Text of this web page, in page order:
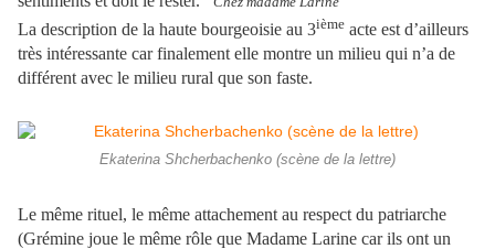
La description de la haute bourgeoisie au 3ième acte est d’ailleurs
très intéressante car finalement elle montre un milieu qui n’a de
différent avec le milieu rural que son faste.
Ekaterina Shcherbachenko (scène de la lettre)
Le même rituel, le même attachement au respect du patriarche
(Grémine joue le même rôle que Madame Larine car ils ont un